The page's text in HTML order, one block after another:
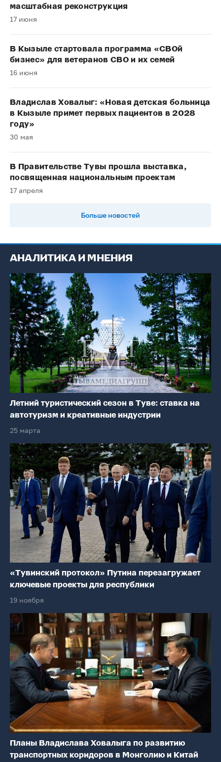
масштабная реконструкция
17 июня
В Кызыле стартовала программа «СВОй
бизнес» для ветеранов СВО и их семей
16 июня
Владислав Ховалыг: «Новая детская больница
в Кызыле примет первых пациентов в 2028
году»
30 мая
В Правительстве Тувы прошла выставка,
посвященная национальным проектам
17 апреля
Больше новостей
АНАЛИТИКА И МНЕНИЯ
Летний туристический сезон в Туве: ставка на
автотуризм и креативные индустрии
25 марта
«Тувинский протокол» Путина перезагружает
ключевые проекты для республики
19 ноября
Планы Владислава Ховалыга по развитию
транспортных коридоров в Монголию и Китай